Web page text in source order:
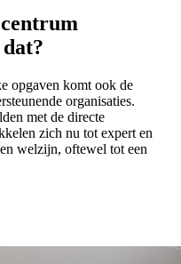
opgaven komt ook de
organisaties.
met de directe
zich nu tot expert en
welzijn, oftewel tot een